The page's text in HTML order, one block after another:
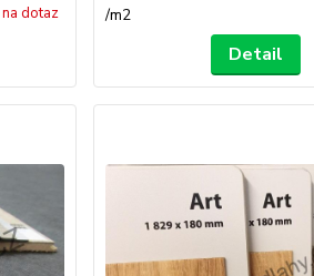
na dotaz
/m2
Detail